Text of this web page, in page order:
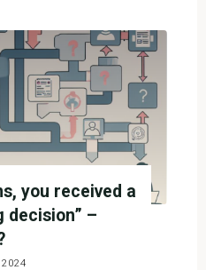
you received a
decision” –